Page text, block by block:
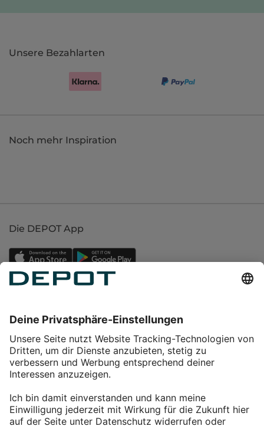
Unsere Bezahlarten
Noch mehr Inspiration
Die DEPOT App
Service
Über DEPOT
Kontakt